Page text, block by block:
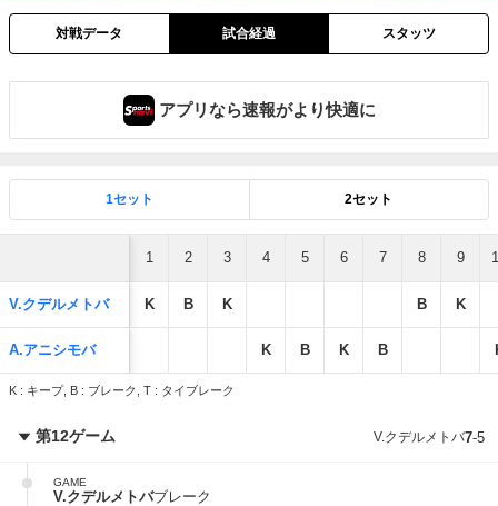
対戦データ 試合経過 スタッツ
アプリなら速報がより快適に
1セット 2セット
1 2 3 4 5 6 7 8 9
V.クデルメトバ K B K B K
A.アニシモバ K B K B
K : キープ, B : ブレーク, T : タイブレーク
第12ゲーム V.クデルメトバ7-5
GAME
V.クデルメトバブレーク